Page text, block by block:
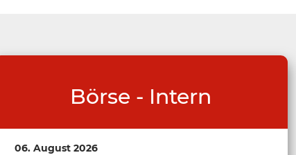
Börse - Intern
06. August 2026